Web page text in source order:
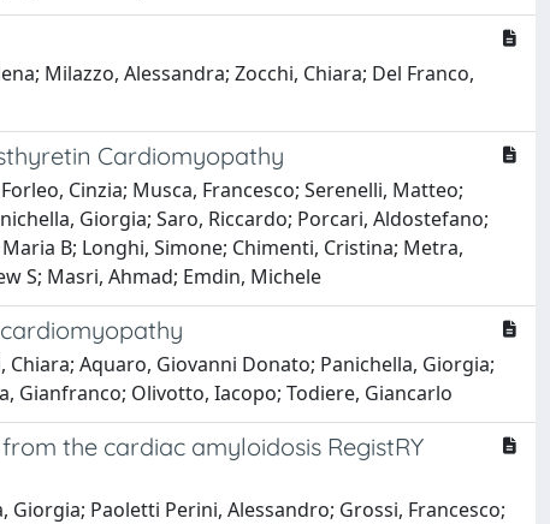
Milazzo, Alessandra; Zocchi, Chiara; Del Franco,
Cardiomyopathy
Cinzia; Musca, Francesco; Serenelli, Matteo;
Giorgia; Saro, Riccardo; Porcari, Aldostefano;
B; Longhi, Simone; Chimenti, Cristina; Metra,
S; Masri, Ahmad; Emdin, Michele
Aquaro, Giovanni Donato; Panichella, Giorgia;
Gianfranco; Olivotto, Iacopo; Todiere, Giancarlo
the cardiac amyloidosis RegistRY
Giorgia; Paoletti Perini, Alessandro; Grossi, Francesco;